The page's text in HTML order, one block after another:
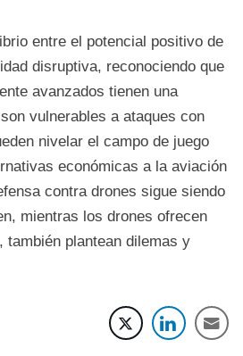
entre el potencial positivo de
disruptiva, reconociendo que
avanzados tienen una
vulnerables a ataques con
nivelar el campo de juego
económicas a la aviación
contra drones sigue siendo
mientras los drones ofrecen
también plantean dilemas y